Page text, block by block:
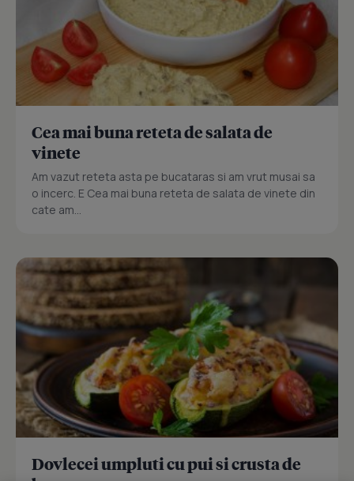
Cea mai buna reteta de salata de
vinete
Am vazut reteta asta pe bucataras si am vrut musai sa
o incerc. E Cea mai buna reteta de salata de vinete din
cate am...
Dovlecei umpluti cu pui si crusta de